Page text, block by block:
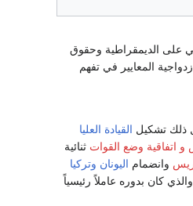
على الديمقراطية وحقوق
المعايير في تفهم
ذلك تشكيل القيادة العليا
و اتفاقية وضع القوات ثنائية
وانضمام اليونان وتركيا
التسلح عسكرياً، حيث انضمت إلى حلف الناتو في مايو 1955، والذي كان بدوره عاملاً رئيسياً